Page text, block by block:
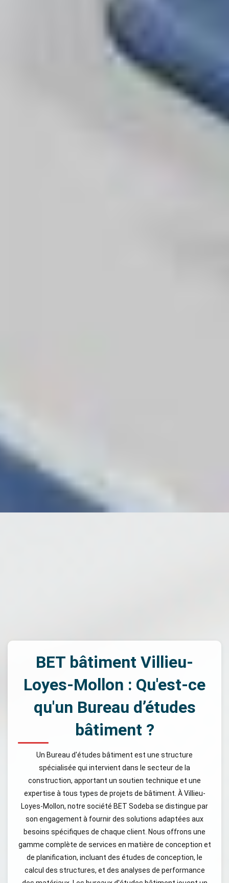
BET bâtiment Villieu-
Loyes-Mollon : Qu'est-ce
qu'un Bureau d’études
bâtiment ?
Un Bureau d'études bâtiment est une structure
spécialisée qui intervient dans le secteur de la
construction, apportant un soutien technique et une
expertise à tous types de projets de bâtiment. À Villieu-
Loyes-Mollon, notre société BET Sodeba se distingue par
son engagement à fournir des solutions adaptées aux
besoins spécifiques de chaque client. Nous offrons une
gamme complète de services en matière de conception et
de planification, incluant des études de conception, le
calcul des structures, et des analyses de performance